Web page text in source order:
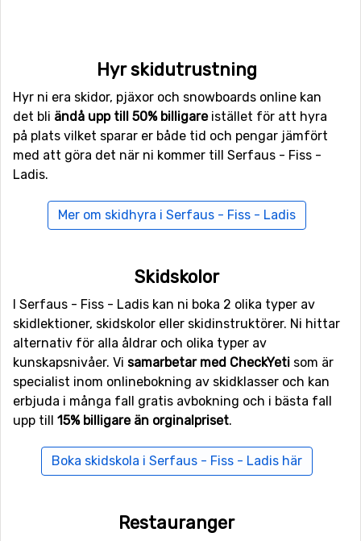
stora glädje
orten inte har någon genomfartstrafik. Tillsammans
med Fiss är orterna speciellt skapade för barn. Besök
Bertas Indianland eller utforska andra roliga äventyr.
Här finns det massor av skoj för de lite mindre gästerna.
Det erbjuds skidskola och ett brett utbud av
privatlektioner för nybörjaren om detta skulle vara en
önskan. Boka en skidresa till Serfaus - Fiss - Ladis lite
frånvaro står snökanonerna redo att pumpa ut färsk snö
till ditt perfekta åk.
Serfaus - Fiss - Ladis ger mer än bara
skidåkning
Semestern består av så mycket mer än bara skidåkning.
Serfaus - Fiss - Ladis kommer inte göra dig besviken,
här finner du både action och avkoppling. Njut av en tur
bland områdets små mysiga gågator eller gör ett besök
till någon av orternas bondgårdar. Här står bönderna
drakflygning, snowbiking och snabba turer med en
Hyr skidutrustning
Hyr ni era skidor, pjäxor och snowboards online kan
det bli ändå upp till 50% billigareistället för att hyra
på plats vilket sparar er både tid och pengar jämfört
med att göra det när ni kommer till Serfaus - Fiss -
Ladis.
Mer om skidhyra i Serfaus - Fiss - Ladis
Skidskolor
I Serfaus - Fiss - Ladis kan ni boka 2 olika typer av
skidlektioner, skidskolor eller skidinstruktörer. Ni hittar
alternativ för alla åldrar och olika typer av
kunskapsnivåer. Vi samarbetar med CheckYeti som är
specialist inom onlinebokning av skidklasser och kan
erbjuda i många fall gratis avbokning och i bästa fall
upp till 15% billigare än orginalpriset.
Boka skidskola i Serfaus - Fiss - Ladis här
Restauranger